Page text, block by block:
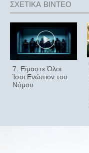
7. Είµαστε Όλοι
Ίσοι Ενώπιον του
Νόµου